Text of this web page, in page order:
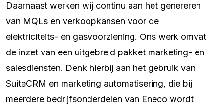
Daarnaast werken wij continu aan het genereren
van MQLs en verkoopkansen voor de
elektriciteits- en gasvoorziening. Ons werk omvat
de inzet van een uitgebreid pakket marketing- en
salesdiensten. Denk hierbij aan het gebruik van
SuiteCRM en marketing automatisering, die bij
meerdere bedrijfsonderdelen van Eneco wordt